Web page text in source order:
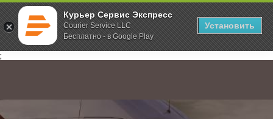
Курьер Сервис Экспресс
Courier Service LLC
Бесплатно - в Google Play
Установить
;
Главная О компании Новости КСЭ запустил сервис